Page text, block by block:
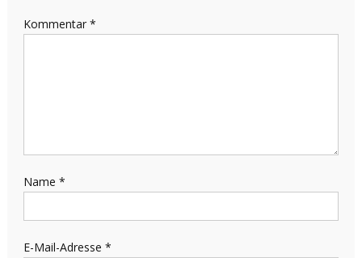
Kommentar *
Name *
E-Mail-Adresse *